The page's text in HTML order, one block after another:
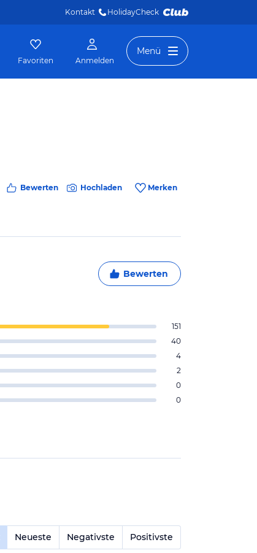
Kontakt HolidayCheck
Favoriten Anmelden
Menü
Bewerten Hochladen Merken
Bewerten
151
40
4
2
0
0
Neueste Negativste Positivste